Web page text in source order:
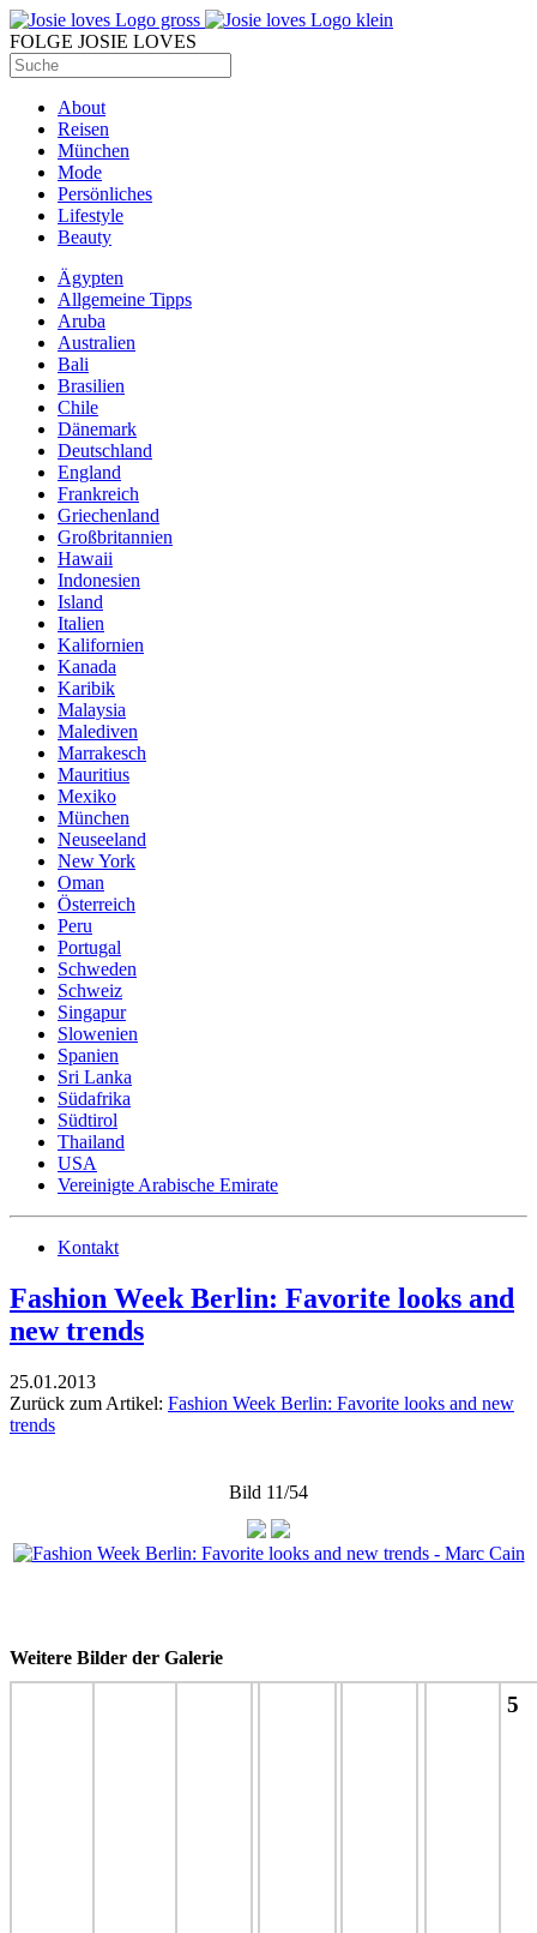
FOLGE JOSIE LOVES
About
Reisen
München
Mode
Persönliches
Lifestyle
Beauty
Ägypten
Allgemeine Tipps
Aruba
Australien
Bali
Brasilien
Chile
Dänemark
Deutschland
England
Frankreich
Griechenland
Großbritannien
Hawaii
Indonesien
Island
Italien
Kalifornien
Kanada
Karibik
Malaysia
Malediven
Marrakesch
Mauritius
Mexiko
München
Neuseeland
New York
Oman
Österreich
Peru
Portugal
Schweden
Schweiz
Singapur
Slowenien
Spanien
Sri Lanka
Südafrika
Südtirol
Thailand
USA
Vereinigte Arabische Emirate
Kontakt
Fashion Week Berlin: Favorite looks and
new trends
25.01.2013
Zurück zum Artikel: Fashion Week Berlin: Favorite looks and new
trends
Bild 11/54
Weitere Bilder der Galerie
5